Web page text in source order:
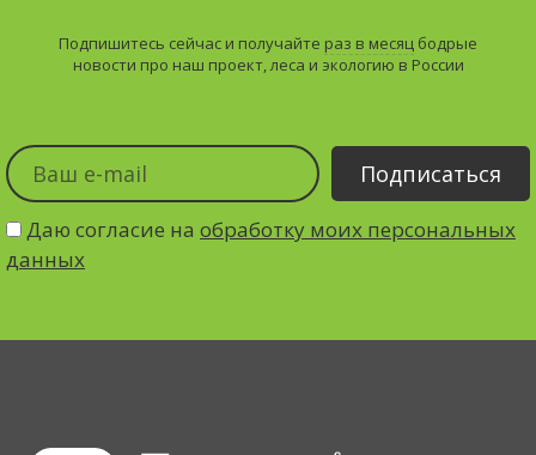
Подпишитесь сейчас и получайте раз в месяц бодрые
новости про наш проект, леса и экологию в России
Даю согласие на обработку моих персональных
данных